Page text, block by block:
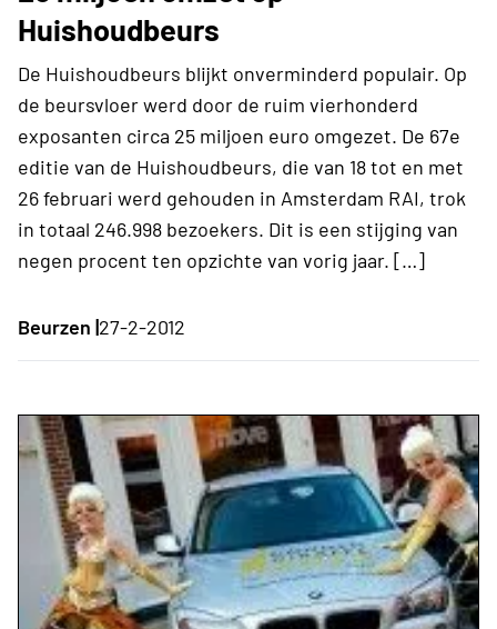
Huishoudbeurs
De Huishoudbeurs blijkt onverminderd populair. Op
de beursvloer werd door de ruim vierhonderd
exposanten circa 25 miljoen euro omgezet. De 67e
editie van de Huishoudbeurs, die van 18 tot en met
26 februari werd gehouden in Amsterdam RAI, trok
in totaal 246.998 bezoekers. Dit is een stijging van
negen procent ten opzichte van vorig jaar. […]
Beurzen |27-2-2012